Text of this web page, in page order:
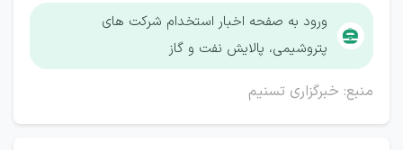
ورود به صفحه اخبار استخدام شرکت های
پتروشیمی، پالایش نفت و گاز
منبع: خبرگزاری تسنیم